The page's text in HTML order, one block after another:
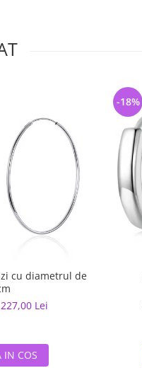
cu diametrul de
227,00 Lei
IN COS
-18%